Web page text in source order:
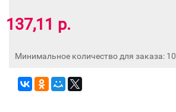
137,11 р.
Минимальное количество для заказа: 10